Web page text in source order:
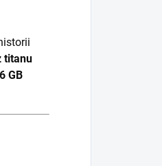
titanu
GB